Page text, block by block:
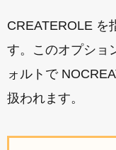
CREATEROLE を
す。このオプショ
ォルトで
扱われます。